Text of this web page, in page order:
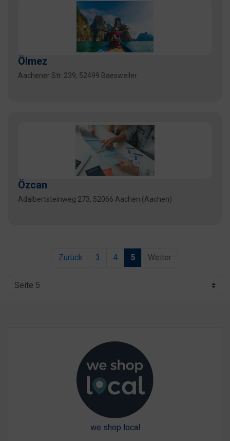
Ölmez
Aachener Str. 239, 52499 Baesweiler
Özcan
Adalbertsteinweg 273, 52066 Aachen (Aachen)
Zurück 3 4 5 Weiter
we shop local